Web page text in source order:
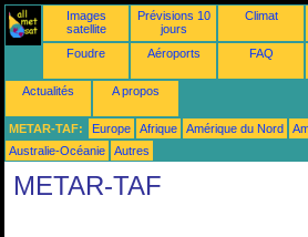
Images
satellite
Prévisions 10
jours
Climat
Foudre Aéroports FAQ
Actualités A propos
METAR-TAF: Europe Afrique Amérique du Nord
Australie-Océanie
Autres
METAR-TAF